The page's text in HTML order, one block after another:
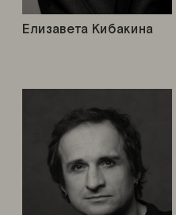
Елизавета Кибакина